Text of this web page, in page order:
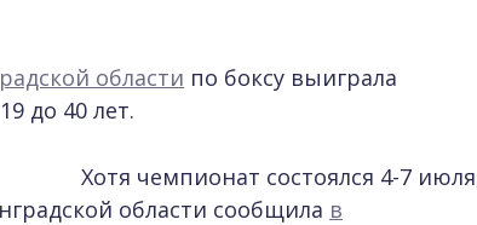
области по боксу выиграла
до 40 лет.
Хотя чемпионат состоялся 4-7
области сообщила в